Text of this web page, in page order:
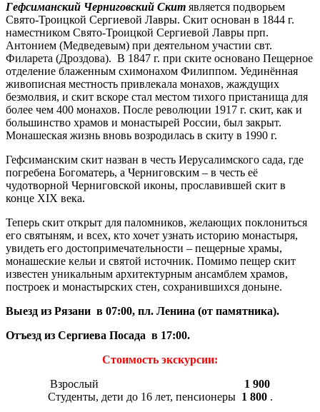
Гефсиманский Черниговский Скит является подворьем
Свято-Троицкой Сергиевой Лавры. Скит основан в 1844 г.
наместником Свято-Троицкой Сергиевой Лавры прп.
Антонием (Медведевым) при деятельном участии свт.
Филарета (Дроздова). В 1847 г. при ските основано Пещерное
отделение блаженным схимонахом Филиппом. Уединённая
живописная местность привлекала монахов, жаждущих
безмолвия, и скит вскоре стал местом тихого пристанища для
более чем 400 монахов. После революции 1917 г. скит, как и
большинство храмов и монастырей России, был закрыт.
Монашеская жизнь вновь возродилась в скиту в 1990 г.
Гефсиманским скит назван в честь Иерусалимского сада, где
погребена Богоматерь, а Черниговским – в честь её
чудотворной Черниговской иконы, прославившей скит в
конце XIX века.
Теперь скит открыт для паломников, желающих поклониться
его святыням, и всех, кто хочет узнать историю монастыря,
увидеть его достопримечательности – пещерные храмы,
монашеские кельи и святой источник. Помимо пещер скит
известен уникальным архитектурным ансамблем храмов,
построек и монастырских стен, сохранившихся доныне.
Выезд из Рязани в 07:00, пл. Ленина (от памятника).
Отъезд из Сергиева Посада в 17:00.
Стоимость экскурсии:
Взрослый 1 900
Студенты, дети до 16 лет, пенсионеры 1 800.